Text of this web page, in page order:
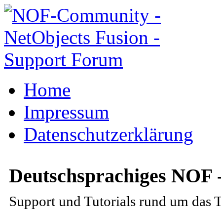
Home
Impressum
Datenschutzerklärung
Deutschsprachiges NOF
Support und Tutorials rund um das